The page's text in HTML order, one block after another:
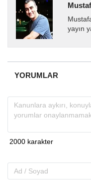
yayın
YORUMLAR